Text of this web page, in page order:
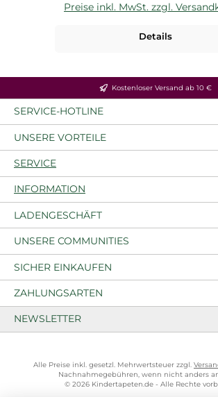
Preise inkl. MwSt. zzgl.
Details
Kostenloser Versand ab 10 €
SERVICE-HOTLINE
UNSERE VORTEILE
SERVICE
INFORMATION
LADENGESCHÄFT
UNSERE COMMUNITIES
SICHER EINKAUFEN
ZAHLUNGSARTEN
NEWSLETTER
Alle Preise inkl. gesetzl. Mehrwertsteuer zzgl.
Nachnahmegebühren, wenn nicht anders
© 2026 Kindertapeten.de - Alle Rechte